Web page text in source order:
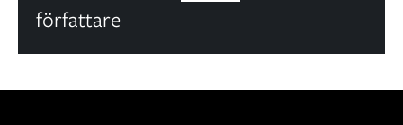
författare